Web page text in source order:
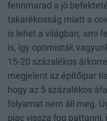
fennmarad a jó
takarékosság miatt a
is lehet a világban, ami
is, így optimisták
15-20 százalékos
megjelent az építőipar
hogy az 5 százalékos
folyamat nem áll meg.
piac vissza fog pattanni,